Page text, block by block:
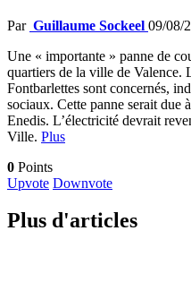
Par Guillaume Sockeel 09/08/
Une « importante » panne de
quartiers de la ville de Valence.
Fontbarlettes sont concernés,
sociaux. Cette panne serait due
Enedis. L’électricité devrait
Ville. Plus
0 Points
Upvote Downvote
Plus d'articles